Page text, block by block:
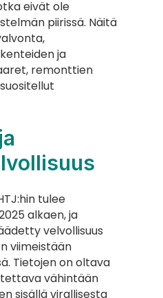
eivät ole
piirissä. Näitä
ja
remonttien
tulee
alkaen, ja
velvollisuus
viimeistään
Tietojen on oltava
vähintään
sisällä virallisesta